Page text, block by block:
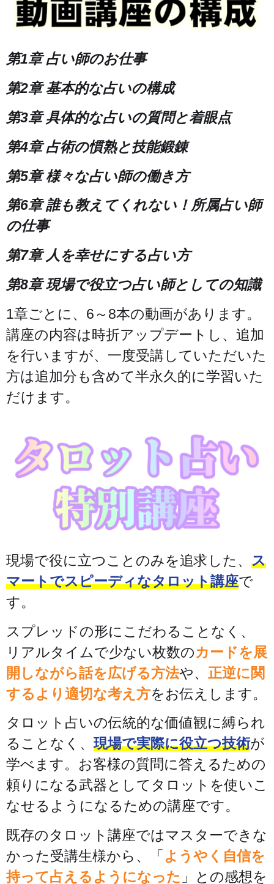
第1章 占い師のお仕事
第2章 基本的な占いの構成
第3章 具体的な占いの質問と着眼点
第4章 占術の慣熟と技能鍛錬
第5章 様々な占い師の働き方
第6章 誰も教えてくれない！所属占い師
の仕事
第7章 人を幸せにする占い方
第8章 現場で役立つ占い師としての知識
1章ごとに、6～8本の動画があります。
講座の内容は時折アップデートし、追加
を行いますが、一度受講していただいた
方は追加分も含めて半永久的に学習いた
だけます。
現場で役に立つことのみを追求した、 ス
マートでスピーディなタロット講座で
す。
スプレッドの形にこだわることなく、
リアルタイムで少ない枚数のカードを展
開しながら話を広げる方法や、 正逆に関
するより適切な考え方をお伝えします。
タロット占いの伝統的な価値観に縛られ
ることなく、現場で実際に役立つ技術が
学べます。お客様の質問に答えるための
頼りになる武器としてタロットを使いこ
なせるようになるための講座です。
既存のタロット講座ではマスターできな
かった受講生様から、「 ようやく自信を
持って占えるようになった 」との感想を